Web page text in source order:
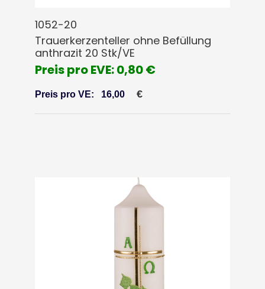
1052-20
Trauerkerzenteller ohne Befüllung
anthrazit 20 Stk/VE
Preis pro EVE: 0,80 €
Preis pro VE: 16,00 €